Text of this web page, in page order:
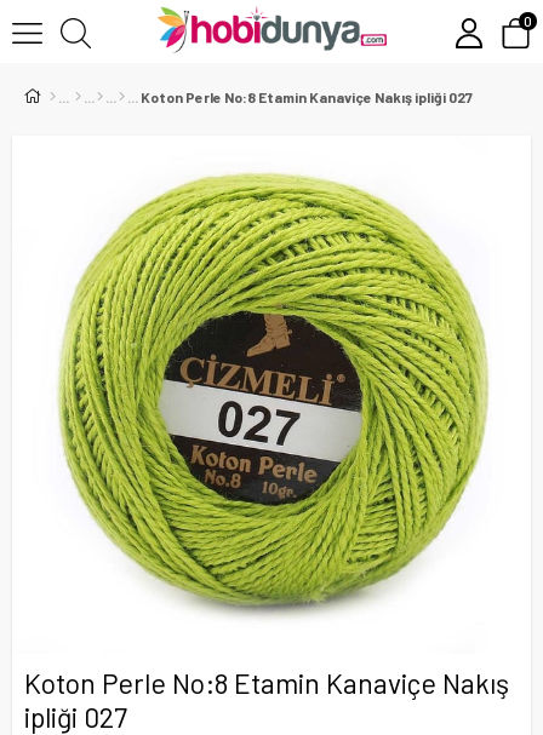
0
Koton Perle No:8 Etamin Kanaviçe Nakış ipliği 027
Koton Perle No:8 Etamin Kanaviçe Nakış
ipliği 027